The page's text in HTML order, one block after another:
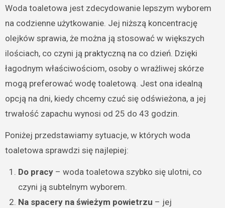
Woda toaletowa jest zdecydowanie lepszym wyborem
na codzienne użytkowanie. Jej niższą koncentrację
olejków sprawia, że można ją stosować w większych
ilościach, co czyni ją praktyczną na co dzień. Dzięki
łagodnym właściwościom, osoby o wrażliwej skórze
mogą preferować wodę toaletową. Jest ona idealną
opcją na dni, kiedy chcemy czuć się odświeżona, a jej
trwałość zapachu wynosi od 25 do 43 godzin.
Poniżej przedstawiamy sytuacje, w których woda
toaletowa sprawdzi się najlepiej:
Do pracy– woda toaletowa szybko się ulotni, co
czyni ją subtelnym wyborem.
Na spacery na świeżym powietrzu – jej